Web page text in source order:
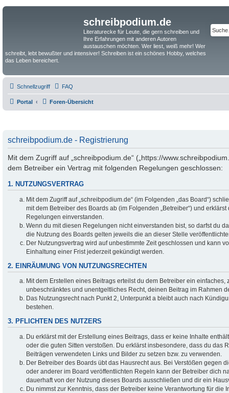
schreibpodium.de
Literaturecke für Leute, die gern schreiben und
Ihre Erfahrungen mit anderen Autoren
austauschen möchten. Wer liest, weiß mehr! Wer
schreibt, lebt bewußter und intensiver! Schreiben ist ein schönes Hobby, welches
das Leben bereichert.
Schnellzugriff FAQ
Portal Foren-Übersicht
schreibpodium.de - Registrierung
Mit dem Zugriff auf „schreibpodium.de“ („https://
dem Betreiber ein Vertrag mit folgenden Regelungen geschlossen:
1. NUTZUNGSVERTRAG
Mit dem Zugriff auf „schreibpodium.de“ (im Folgenden „das Board“)
mit dem Betreiber des Boards ab (im Folgenden „Betreiber“) und
Regelungen einverstanden.
Wenn du mit diesen Regelungen nicht einverstanden bist, so darfst du
die Nutzung des Boards gelten jeweils die an dieser Stelle
Der Nutzungsvertrag wird auf unbestimmte Zeit geschlossen und kann
Einhaltung einer Frist jederzeit gekündigt werden.
2. EINRÄUMUNG VON NUTZUNGSRECHTEN
Mit dem Erstellen eines Beitrags erteilst du dem Betreiber ein einfaches,
unbeschränktes und unentgeltliches Recht, deinen Beitrag im Rahmen
Das Nutzungsrecht nach Punkt 2, Unterpunkt a bleibt auch nach
bestehen.
3. PFLICHTEN DES NUTZERS
Du erklärst mit der Erstellung eines Beitrags, dass er keine Inhalte
oder die guten Sitten verstoßen. Du erklärst insbesondere, dass du das
Beiträgen verwendeten Links und Bilder zu setzen bzw. zu verwenden.
Der Betreiber des Boards übt das Hausrecht aus. Bei Verstößen gegen
oder anderer im Board veröffentlichten Regeln kann der Betreiber dich
dauerhaft von der Nutzung dieses Boards ausschließen und dir ein
Du nimmst zur Kenntnis, dass der Betreiber keine Verantwortung für die